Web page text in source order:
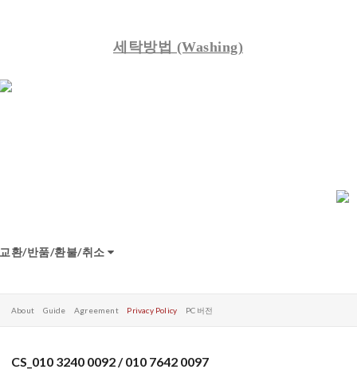
세탁방법 (Washing)
교환/반품/환불/취소
About Guide Agreement Privacy Policy PC 버전
CS_010 3240 0092 / 010 7642 0097